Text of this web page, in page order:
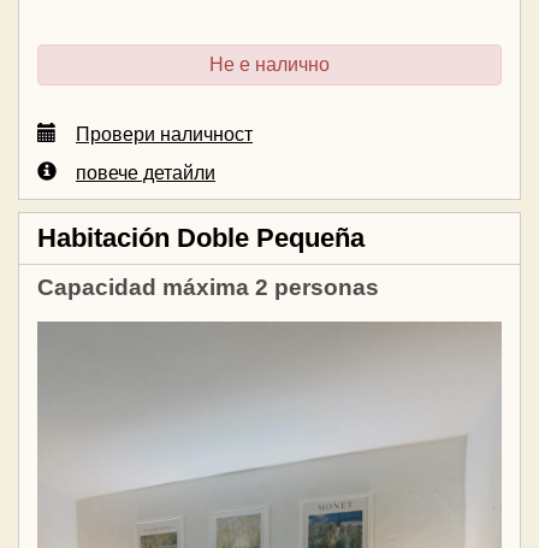
Не е налично
Провери наличност
повече детайли
Habitación Doble Pequeña
Capacidad máxima 2 personas